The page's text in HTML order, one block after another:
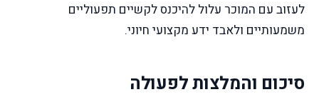
לעזוב עם המוכר עלול להיכנס לקשיים תפעוליים
משמעותיים ולאבד ידע מקצועי חיוני.
סיכום והמלצות לפעולה